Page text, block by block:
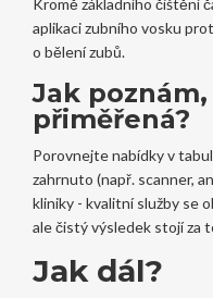
Kromě základního čištění
aplikaci zubního vosku
o bělení zubů.
Jak
přiměřená?
Porovnejte nabídky v
zahrnuto (např. scanner,
kliniky - kvalitní služby se
ale čistý výsledek stojí za
Jak dál?